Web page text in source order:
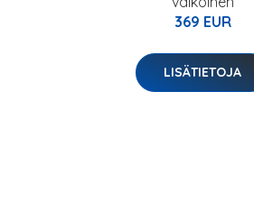
369 EUR
LISÄTIETOJA